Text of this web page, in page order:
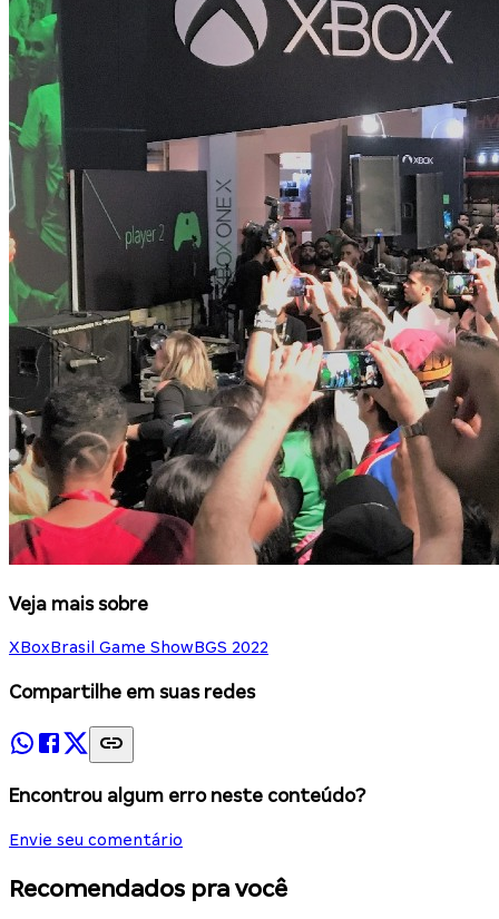
Veja mais sobre
XBoxBrasil Game ShowBGS 2022
Compartilhe em suas redes
Encontrou algum erro neste conteúdo?
Envie seu comentário
Recomendados pra você